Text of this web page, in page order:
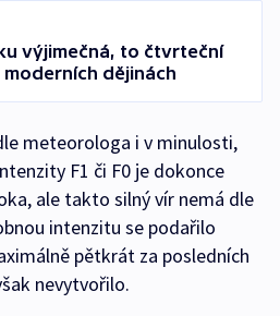
výjimečná, to čtvrteční
dějinách
meteorologa i v minulosti,
F1 či F0 je dokonce
ale takto silný vír nemá dle
intenzitu se podařilo
pětkrát za posledních
nevytvořilo.